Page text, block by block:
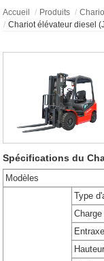
Accueil Produits
Chariot élévateur diesel
Spécifications du
Modèles
Type
Charge